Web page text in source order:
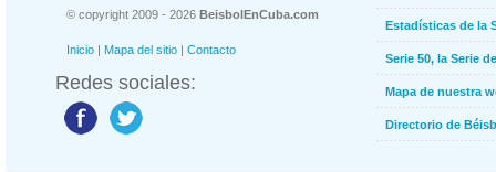
© copyright 2009 - 2026 BeisbolEnCuba.com
Inicio | Mapa del sitio | Contacto
Redes sociales:
Estadísticas de la
Serie 50, la Serie
Mapa de nuestra
Directorio de